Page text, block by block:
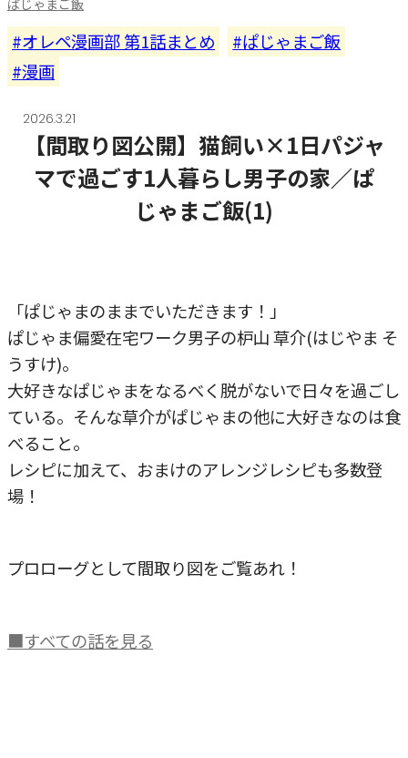
オレペ漫画部 第1話まとめ
ぱじゃまご飯
漫画
2026.3.21
【間取り図公開】猫飼い×1日パジャ
マで過ごす1人暮らし男子の家／ぱ
じゃまご飯(1)
「ぱじゃまのままでいただきます！」
ぱじゃま偏愛在宅ワーク男子の枦山 草介(はじやま そ
うすけ)。
大好きなぱじゃまをなるべく脱がないで日々を過ごし
ている。そんな草介がぱじゃまの他に大好きなのは食
べること。
レシピに加えて、おまけのアレンジレシピも多数登
場！
プロローグとして間取り図をご覧あれ！
■すべての話を見る